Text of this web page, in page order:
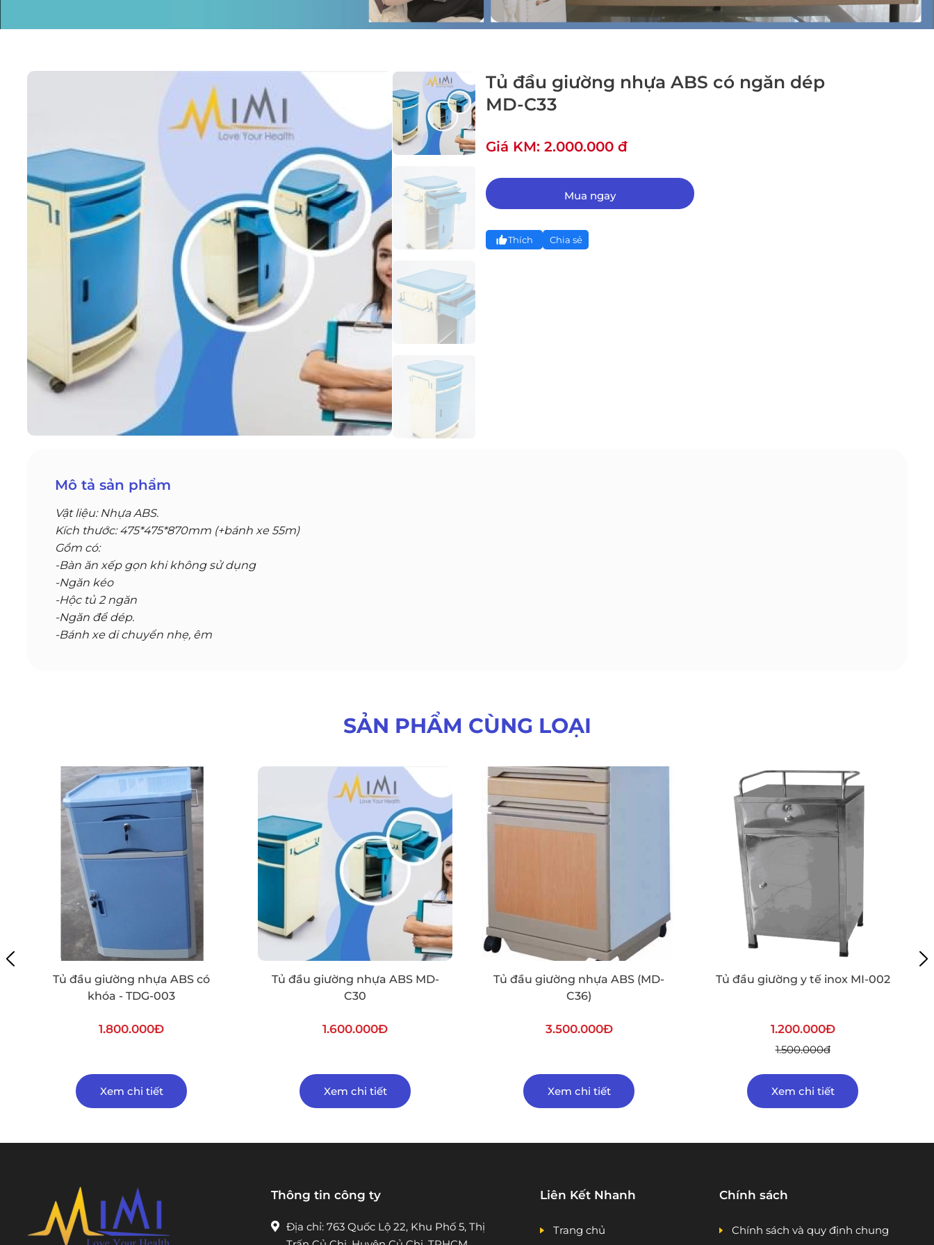
Tủ đầu giường nhựa ABS có ngăn dép
MD-C33
Giá KM: 2.000.000 đ
Mua ngay
Thích Chia sẻ
Mô tả sản phẩm
Vật liệu: Nhựa ABS.
Kích thước: 475*475*870mm (+bánh xe 55m)
Gồm có:
-Bàn ăn xếp gọn khi không sử dụng
-Ngăn kéo
-Hộc tủ 2 ngăn
-Ngăn để dép.
-Bánh xe di chuyển nhẹ, êm
SẢN PHẨM CÙNG LOẠI
Tủ đầu giường nhựa ABS có
khóa - TDG-003
1.800.000Đ
Xem chi tiết
Tủ đầu giường nhựa ABS MD-
C30
1.600.000Đ
Xem chi tiết
Tủ đầu giường nhựa ABS (MD-
C36)
3.500.000Đ
Xem chi tiết
Tủ đầu giường y tế inox MI-002
1.200.000Đ
1.500.000đ
Xem chi tiết
Thông tin công ty
Địa chỉ: 763 Quốc Lộ 22, Khu Phố 5, Thị
Liên Kết Nhanh
Trang chủ
Chính sách
Chính sách và quy định chung